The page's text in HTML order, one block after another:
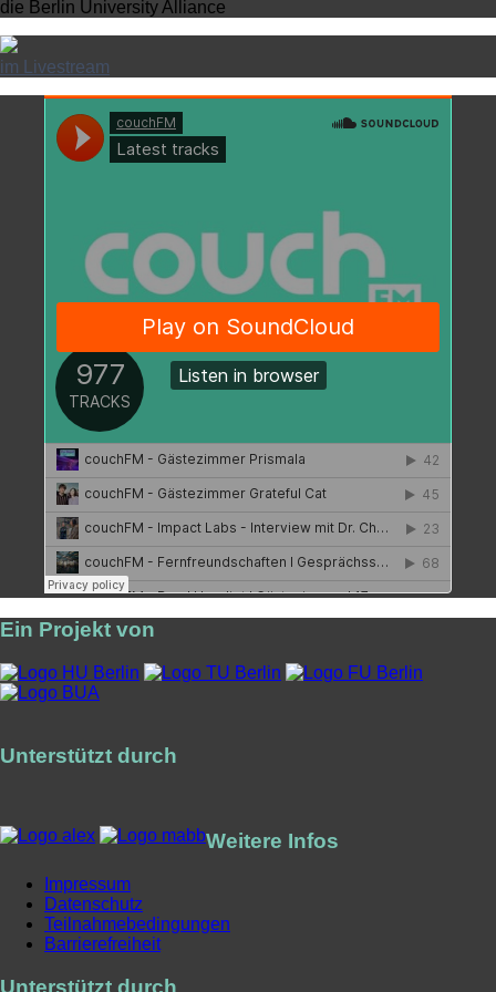
die Berlin University Alliance
im Livestream
Ein Projekt von
Unterstützt durch
Weitere Infos
Impressum
Datenschutz
Teilnahmebedingungen
Barrierefreiheit
Unterstützt durch